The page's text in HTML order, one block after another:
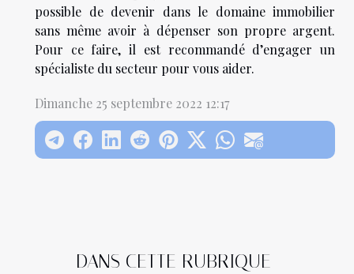
DANS CETTE RUBRIQUE
possible de devenir dans le domaine immobilier
sans même avoir à dépenser son propre argent.
Pour ce faire, il est recommandé d’engager un
spécialiste du secteur pour vous aider.
Dimanche 25 septembre 2022 12:17